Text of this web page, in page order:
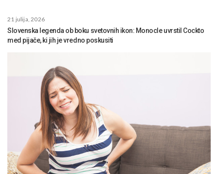
21 julija, 2026
Slovenska legenda ob boku svetovnih ikon: Monocle uvrstil Cockto
med pijače, ki jih je vredno poskusiti